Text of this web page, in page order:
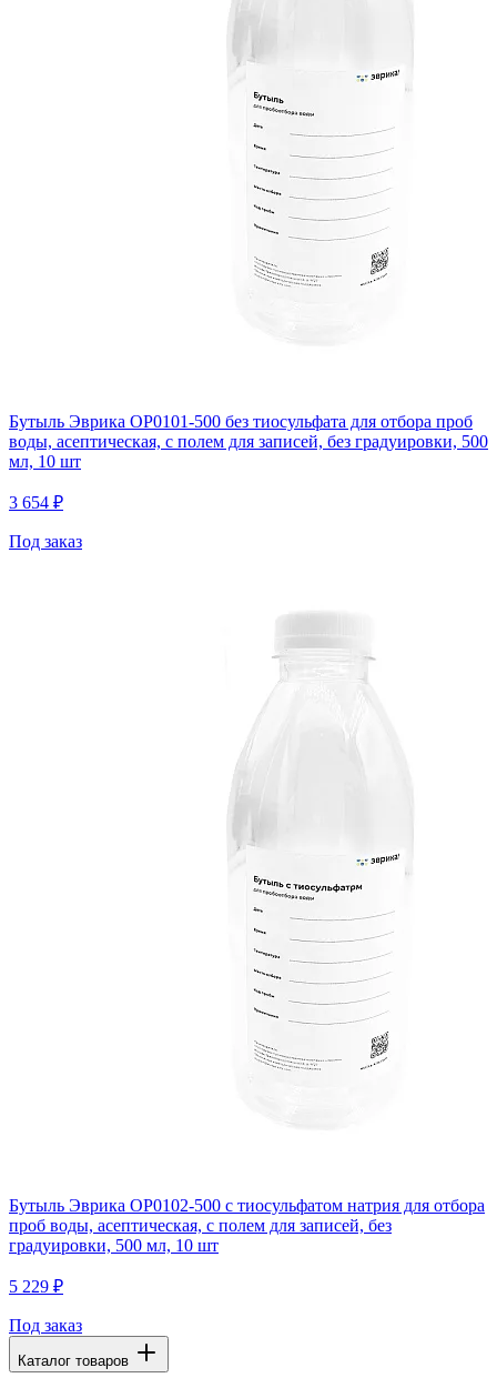
Бутыль Эврика OP0101-500 без тиосульфата для отбора проб
воды, асептическая, с полем для записей, без градуировки, 500
мл, 10 шт
3 654 ₽
Под заказ
Бутыль Эврика OP0102-500 с тиосульфатом натрия для отбора
проб воды, асептическая, с полем для записей, без
градуировки, 500 мл, 10 шт
5 229 ₽
Под заказ
Каталог товаров